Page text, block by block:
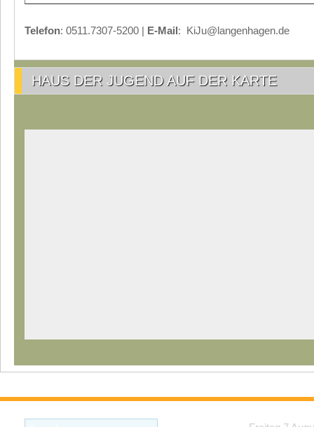
Telefon: 0511.7307-5200 | E-Mail: KiJu@langenhagen.de
HAUS DER JUGEND AUF DER KARTE